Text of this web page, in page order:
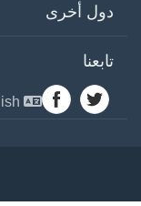
دول أخرى
تابعنا